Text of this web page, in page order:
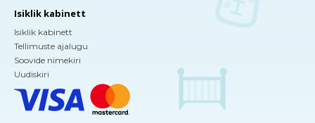
Isiklik kabinett
Isiklik kabinett
Tellimuste ajalugu
Soovide nimekiri
Uudiskiri